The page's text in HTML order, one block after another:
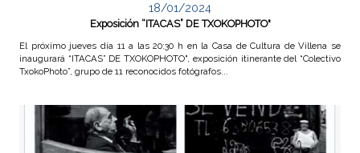
18/01/2024
Exposición “ITACAS” DE TXOKOPHOTO"
El próximo jueves día 11 a las 20:30 h en la Casa de Cultura de Villena se
inaugurará “ITACAS” DE TXOKOPHOTO", exposición itinerante del “Colectivo
TxokoPhoto”, grupo de 11 reconocidos fotógrafos...